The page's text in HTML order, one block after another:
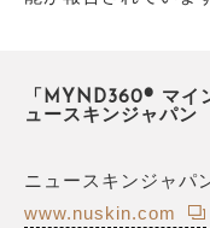
「MYND360® マイ
ュースキンジャパン
ニュースキンジャパ
www.nuskin.com